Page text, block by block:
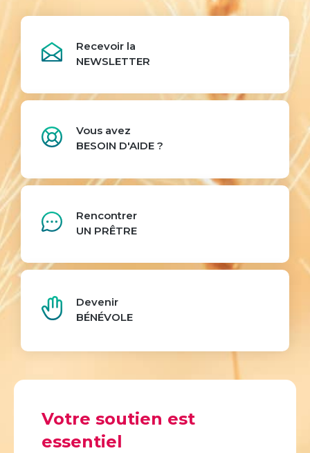
Recevoir la
NEWSLETTER
Vous avez
BESOIN D'AIDE ?
Rencontrer
UN PRÊTRE
Devenir
BÉNÉVOLE
Votre soutien est
essentiel